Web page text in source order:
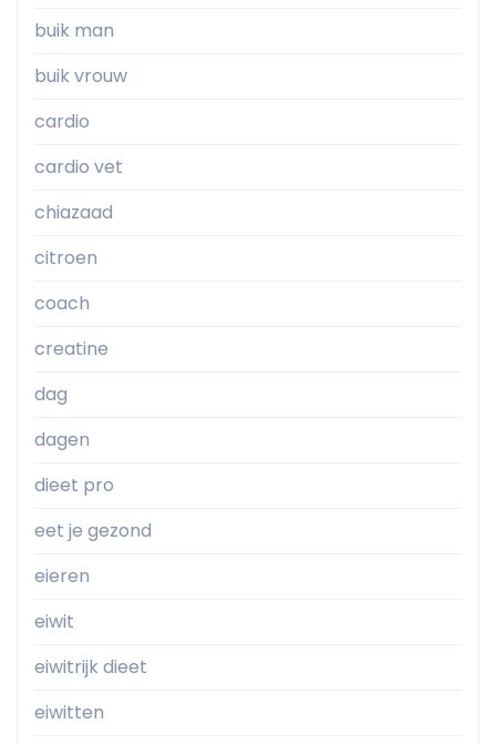
buik man
buik vrouw
cardio
cardio vet
chiazaad
citroen
coach
creatine
dag
dagen
dieet pro
eet je gezond
eieren
eiwit
eiwitrijk dieet
eiwitten